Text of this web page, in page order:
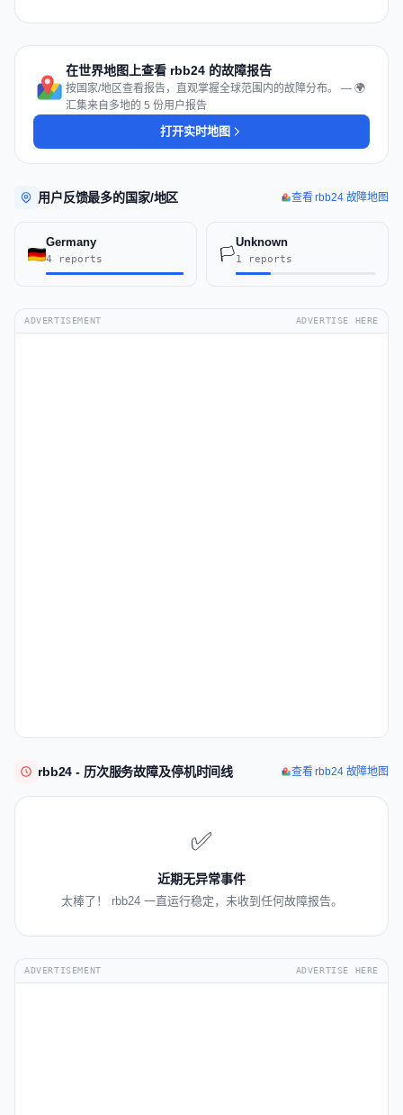
在世界地图上查看 rbb24 的故障报告
按国家/地区查看报告，直观掌握全球范围内的故障分布。 — 🌍
汇集来自多地的 5 份用户报告
打开实时地图
用户反馈最多的国家/地区 查看 rbb24 故障地图
Germany
4 reports 🏳️
Unknown
1 reports
ADVERTISEMENT ADVERTISE HERE
rbb24 - 历次服务故障及停机时间线 查看 rbb24 故障地图
✅
近期无异常事件
太棒了！ rbb24 一直运行稳定，未收到任何故障报告。
ADVERTISEMENT ADVERTISE HERE